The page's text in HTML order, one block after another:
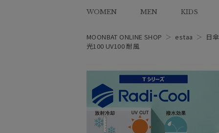
ン
ュ
ー
タ
ン
WOMEN MEN KIDS
MOONBAT ONLINE SHOP ＞ estaa ＞ 日傘
光100 UV100 耐風